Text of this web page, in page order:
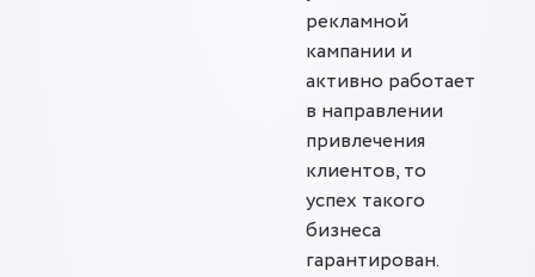
рекламной
кампании и
активно работает
в направлении
привлечения
клиентов, то
успех такого
бизнеса
гарантирован.